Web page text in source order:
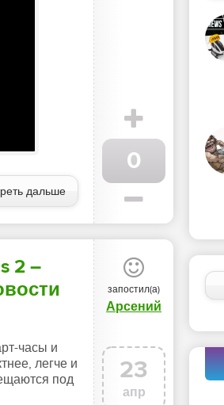
дальше
0
2 –
часы и
легче и
под
запостил(а)
Арсений
23
апр